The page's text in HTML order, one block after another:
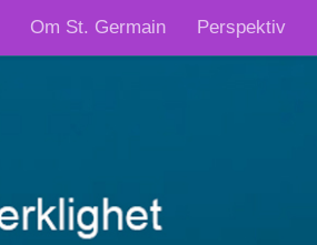
Om St. Germain Perspektiv